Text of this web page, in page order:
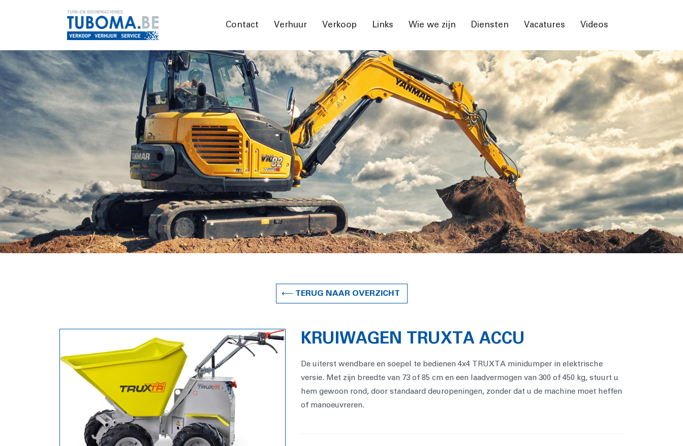
Contact Verhuur Verkoop Links Wie we zijn Diensten Vacatures Videos
⟵ TERUG NAAR OVERZICHT
KRUIWAGEN TRUXTA ACCU
De uiterst wendbare en soepel te bedienen 4x4 TRUXTA minidumper in elektrische
versie. Met zijn breedte van 73 of 85 cm en een laadvermogen van 300 of 450 kg, stuurt u
hem gewoon rond, door standaard deuropeningen, zonder dat u de machine moet heffen
of manoeuvreren.